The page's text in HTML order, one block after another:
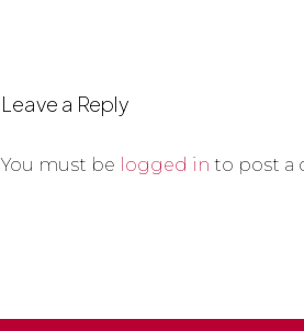
Leave a Reply
You must be logged in to post a